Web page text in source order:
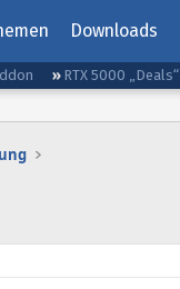
Downloads
RTX 5000 „Deals“